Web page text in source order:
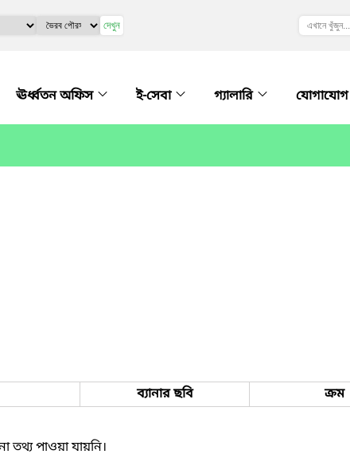
দেখুন
ঊর্ধ্বতন অফিস ই-সেবা গ্যালারি যোগাযোগ
ব্যানার ছবি ক্রম
তথ্য পাওয়া যায়নি।